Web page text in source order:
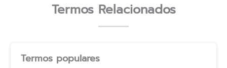
Termos Relacionados
Termos populares